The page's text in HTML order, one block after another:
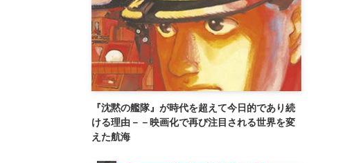
『沈黙の艦隊』が時代を超えて今日的であり続
ける理由－－映画化で再び注目される世界を変
えた航海